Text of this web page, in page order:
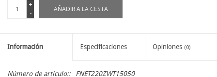
+
-
AÑADIR A LA CESTA
Información Especificaciones Opiniones (0)
Número de artículo::
FNET220ZWT15050